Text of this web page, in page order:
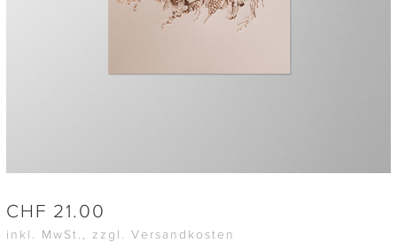
CHF 21.00
inkl. MwSt., zzgl. Versandkosten